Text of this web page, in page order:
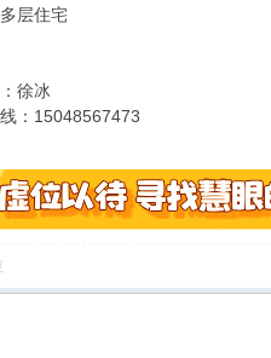
层住宅
徐冰
：15048567473